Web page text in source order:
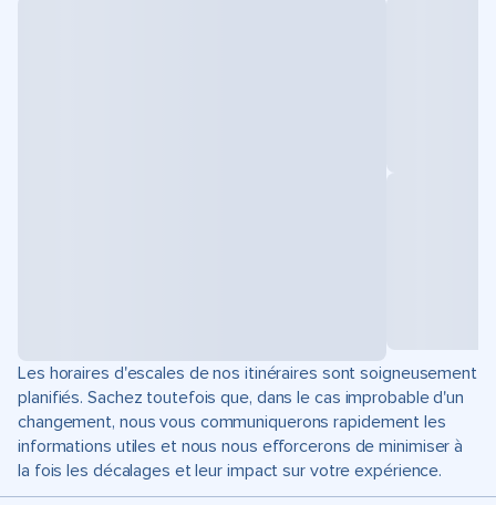
Les horaires d'escales de nos itinéraires sont soigneusement
planifiés. Sachez toutefois que, dans le cas improbable d'un
changement, nous vous communiquerons rapidement les
informations utiles et nous nous efforcerons de minimiser à
la fois les décalages et leur impact sur votre expérience.